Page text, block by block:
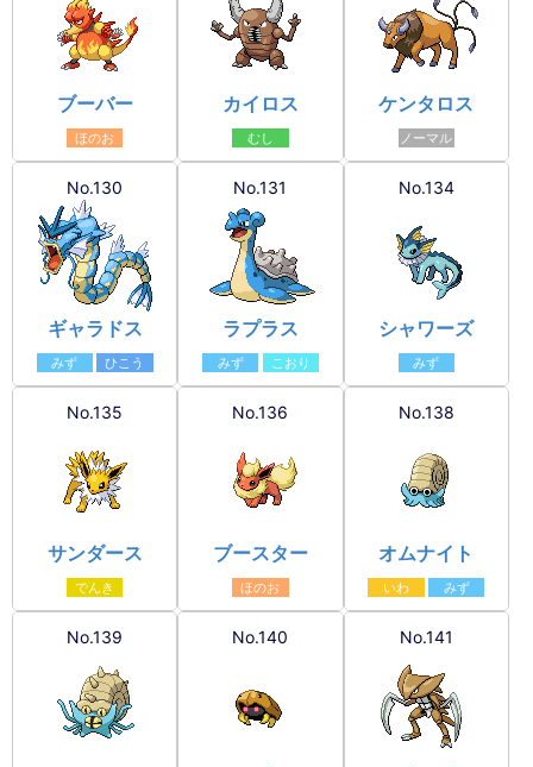
ブーバー
ほのお
カイロス
むし
ケンタロス
ノーマル
No.130
ギャラドス
みず ひこう
No.131
ラプラス
みず こおり
No.134
シャワーズ
みず
No.135
サンダース
でんき
No.136
ブースター
ほのお
No.138
オムナイト
いわ みず
No.139 No.140 No.141